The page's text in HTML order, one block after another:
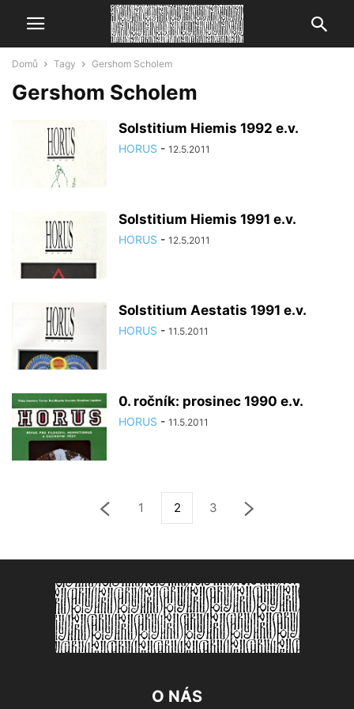
Domů Tagy Gershom Scholem
Gershom Scholem
Solstitium Hiemis 1992 e.v.
HORUS - 12.5.2011
Solstitium Hiemis 1991 e.v.
HORUS - 12.5.2011
Solstitium Aestatis 1991 e.v.
HORUS - 11.5.2011
0. ročník: prosinec 1990 e.v.
HORUS - 11.5.2011
1 2 3
O NÁS